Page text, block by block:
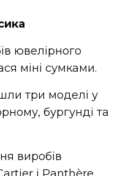
ювелірного
міні сумками.
три моделі у
бургунді та
виробів